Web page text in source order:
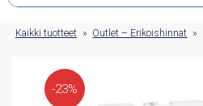
Kaikki tuotteet » Outlet – Erikoishinnat »
-23%